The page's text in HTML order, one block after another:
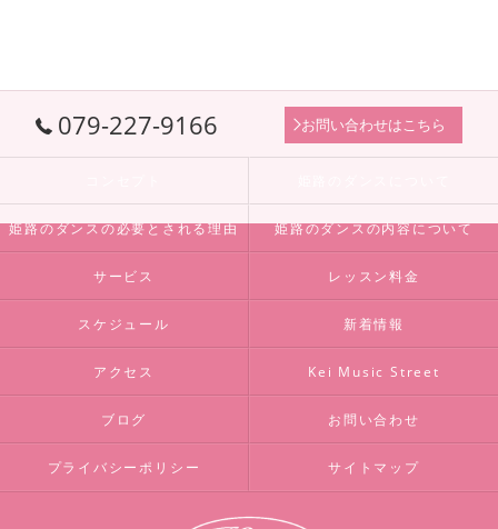
079-227-9166 お問い合わせはこちら
姫路のダンスの必要とされる理由 姫路のダンスの内容について
サービス レッスン料金
スケジュール 新着情報
アクセス Kei Music Street
ブログ お問い合わせ
プライバシーポリシー サイトマップ